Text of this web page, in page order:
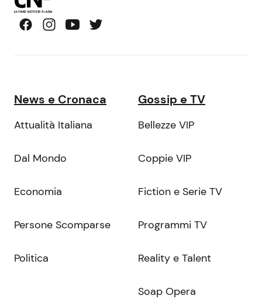
News e Cronaca
Attualità Italiana
Dal Mondo
Economia
Persone Scomparse
Politica
Gossip e TV
Bellezze VIP
Coppie VIP
Fiction e Serie TV
Programmi TV
Reality e Talent
Soap Opera